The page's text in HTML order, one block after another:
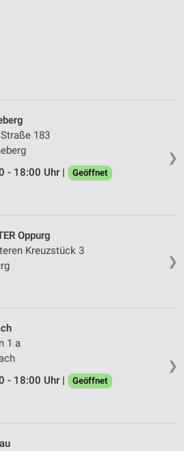
❯
183
- 18:00 Uhr |
Geöffnet
❯
Oppurg
Kreuzstück 3
❯
1 a
- 18:00 Uhr |
Geöffnet